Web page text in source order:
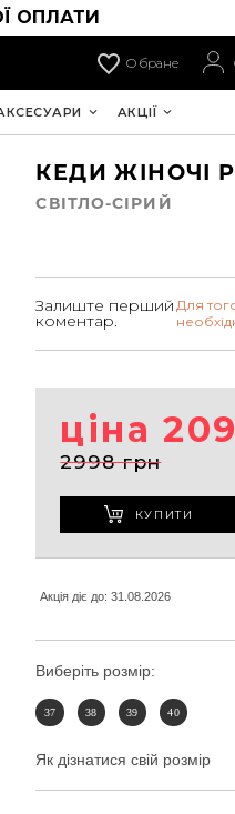
ОПЛАТИ
Обране
ДО
АКЦІЇ
КЕДИ ЖІНОЧІ
СВІТЛО-СІРИЙ
Залиште перший
коментар.
Для
ціна
2998 грн
КУПИТИ
Акція діє до: 31.08.2026
Виберіть розмір:
37 38 39 40
Як дізнатися свій розмір